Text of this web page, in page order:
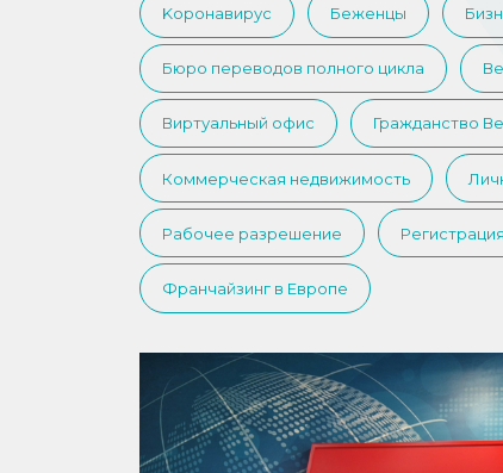
Kоронавирус Беженцы
Бюро переводов полного цикла
Виртуальный офис Гражданство
Коммерческая недвижимость
Рабочее разрешение
Франчайзинг в Европе